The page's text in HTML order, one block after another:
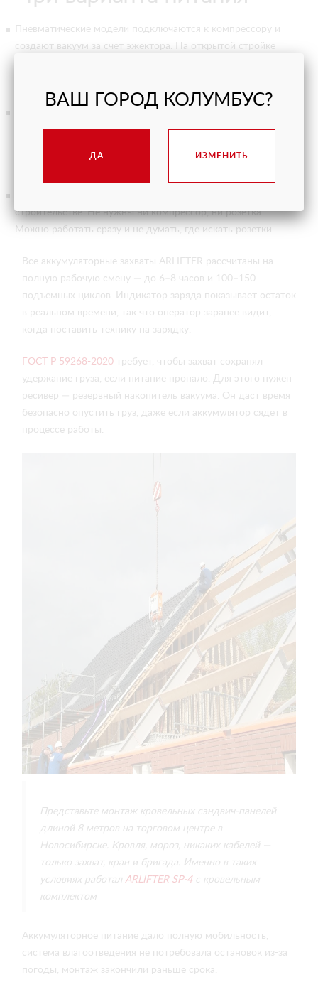
Пневматические модели подключаются к компрессору и
создают вакуум за счет эжектора. На открытой стройке
Сетевые захваты требуют стабильного подключения к
розетке. Это вариант для цеха или закрытого объекта с
строительстве. Не нужны ни компрессор, ни розетка.
Можно работать сразу и не думать, где искать розетки.
Все аккумуляторные захваты ARLIFTER рассчитаны на
полную рабочую смену — до 6–8 часов и 100–150
подъемных циклов. Индикатор заряда показывает остаток
в реальном времени, так что оператор заранее видит,
когда поставить технику на зарядку.
ГОСТ Р 59268-2020 требует, чтобы захват сохранял
удержание груза, если питание пропало. Для этого нужен
ресивер — резервный накопитель вакуума. Он даст время
безопасно опустить груз, даже если аккумулятор сядет в
процессе работы.
Представьте монтаж кровельных сэндвич-панелей
длиной 8 метров на торговом центре в
Новосибирске. Кровля, мороз, никаких кабелей —
только захват, кран и бригада. Именно в таких
условиях работал ARLIFTER SP‑4 с кровельным
комплектом
Аккумуляторное питание дало полную мобильность,
система влагоотведения не потребовала остановок из-за
погоды, монтаж закончили раньше срока.
ВАШ ГОРОД КОЛУМБУС?
ДА ИЗМЕНИТЬ